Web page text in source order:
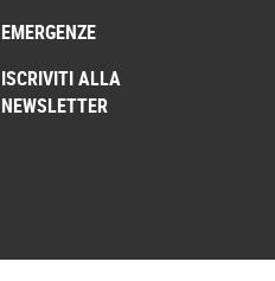
EMERGENZE
ISCRIVITI ALLA
NEWSLETTER